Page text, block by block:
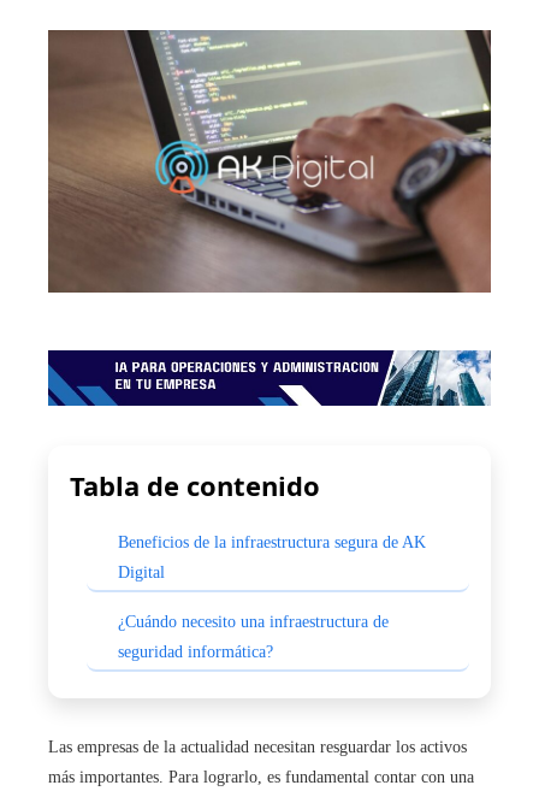
Tabla de contenido
Beneficios de la infraestructura segura de AK
Digital
¿Cuándo necesito una infraestructura de
seguridad informática?
Las empresas de la actualidad necesitan resguardar los activos
más importantes. Para lograrlo, es fundamental contar con una